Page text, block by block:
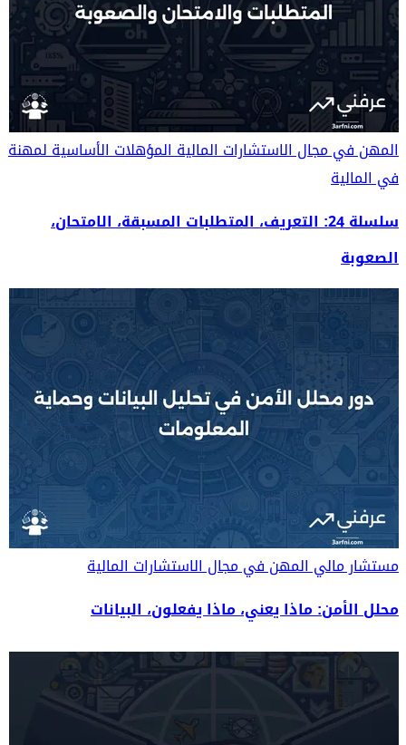
المهن في مجال الاستشارات الماليةالمؤهلات الأساسية لمهنة
في المالية
سلسلة 24: التعريف، المتطلبات المسبقة، الامتحان،
الصعوبة
مستشار ماليالمهن في مجال الاستشارات المالية
محلل الأمن: ماذا يعني، ماذا يفعلون، البيانات